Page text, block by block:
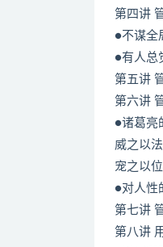
第四讲
●不谋全
●有人总
第五讲
第六讲
●诸葛亮
威之以
宠之以
●对人性
第七讲
第八讲